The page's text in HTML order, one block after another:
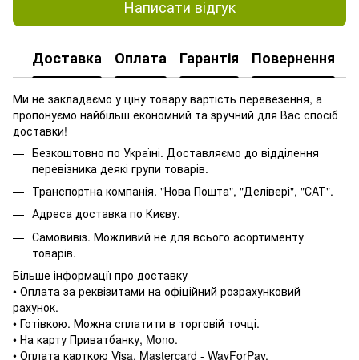
Написати відгук
Доставка Оплата Гарантія Повернення
Ми не закладаємо у ціну товару вартість перевезення, а
пропонуємо найбільш економний та зручний для Вас спосіб
доставки!
Безкоштовно по Україні. Доставляємо до відділення
перевізника деякі групи товарів.
Транспортна компанія. "Нова Пошта", "Делівері", "САТ".
Адреса доставка по Києву.
Самовивіз. Можливий не для всього асортименту
товарів.
Більше інформації про доставку
• Оплата за реквізитами на офіційний розрахунковий
рахунок.
• Готівкою. Можна сплатити в торговій точці.
• На карту Приватбанку, Mono.
• Оплата карткою Visa, Mastercard - WayForPay.